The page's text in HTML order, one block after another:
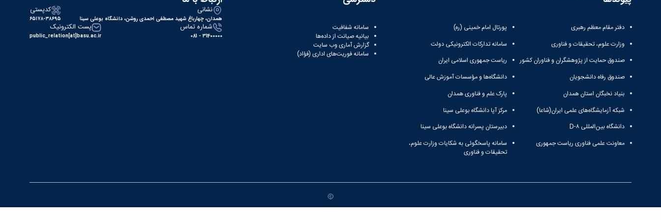
دفتر مقام معظم رهبری
وزارت علوم، تحقیقات و فناوری
صندوق حمایت از پژوهشگران و فناوران کشور
صندوق رفاه دانشجویان
بنیاد نخبگان استان همدان
شبکه آزمایشگاه‌های علمی ایران(شاعا)
دانشگاه بین‌المللی D-۸
معاونت علمی فناوری ریاست جمهوری
پورتال امام خمینی (ره)
سامانه تدارکات الکترونیکی دولت
ریاست جمهوری اسلامی ایران
دانشگاه‌ها و مؤسسات آموزش عالی
پارک علم و فناوری همدان
مرکز آپا دانشگاه بوعلی سینا
دبیرستان پسرانه دانشگاه بوعلی سینا
سامانه پاسخگوئی به شکایات وزارت علوم،
تحقیقات و فناوری
سامانه شفافیت
بیانیه صیانت از داده‌ها
گزارش آماری وب‌ سایت
سامانه فوریت‌های اداری (فؤاد)
نشانی
همدان، چهارباغ شهید مصطفی احمدی روشن، دانشگاه بوعلی سینا
کدپستی
۶۵۱۷۸-۳۸۶۹۵
شماره تماس
31400000 - 081
پست الکترونیک
public_relation[at]basu.ac.ir